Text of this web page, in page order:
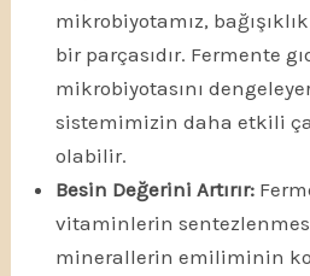
mikrobiyotamız,
bir parçasıdır. Fermente
mikrobiyotasını
sistemimizin daha etkili
olabilir.
Besin Değerini Artırır:
vitaminlerin
minerallerin emiliminin